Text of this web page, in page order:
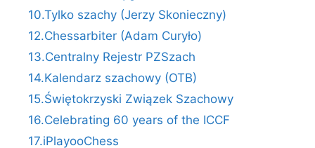
10.Tylko szachy (Jerzy Skonieczny)
12.Chessarbiter (Adam Curyło)
13.Centralny Rejestr PZSzach
14.Kalendarz szachowy (OTB)
15.Świętokrzyski Związek Szachowy
16.Celebrating 60 years of the ICCF
17.iPlayooChess